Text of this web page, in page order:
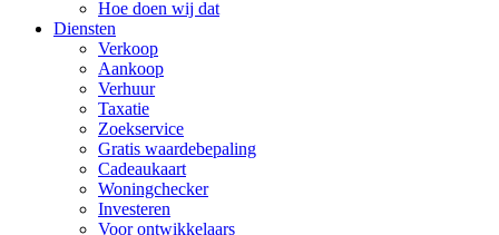
Hoe doen wij dat
Diensten
Verkoop
Aankoop
Verhuur
Taxatie
Zoekservice
Gratis waardebepaling
Cadeaukaart
Woningchecker
Investeren
Voor ontwikkelaars